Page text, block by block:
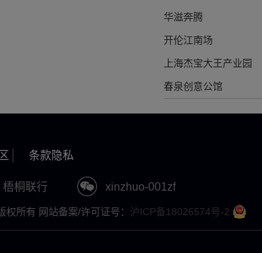
华滋奔腾
开伦江南场
上海杰宝大王产业园
春泉创意公馆
条款隐私
梧桐联行 xinzhuo-001zf
权所有 网站备案/许可证号： 沪ICP备18026574号-2